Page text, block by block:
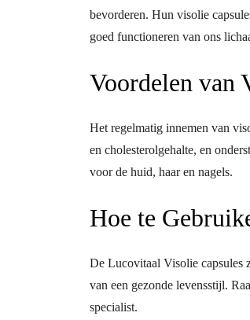
bevorderen. Hun visolie
goed functioneren van ons
Voordelen van
Het regelmatig innemen van
en cholesterolgehalte, en
voor de huid, haar en nagels.
Hoe te
De Lucovitaal Visolie capsules
van een gezonde levensstijl.
specialist.